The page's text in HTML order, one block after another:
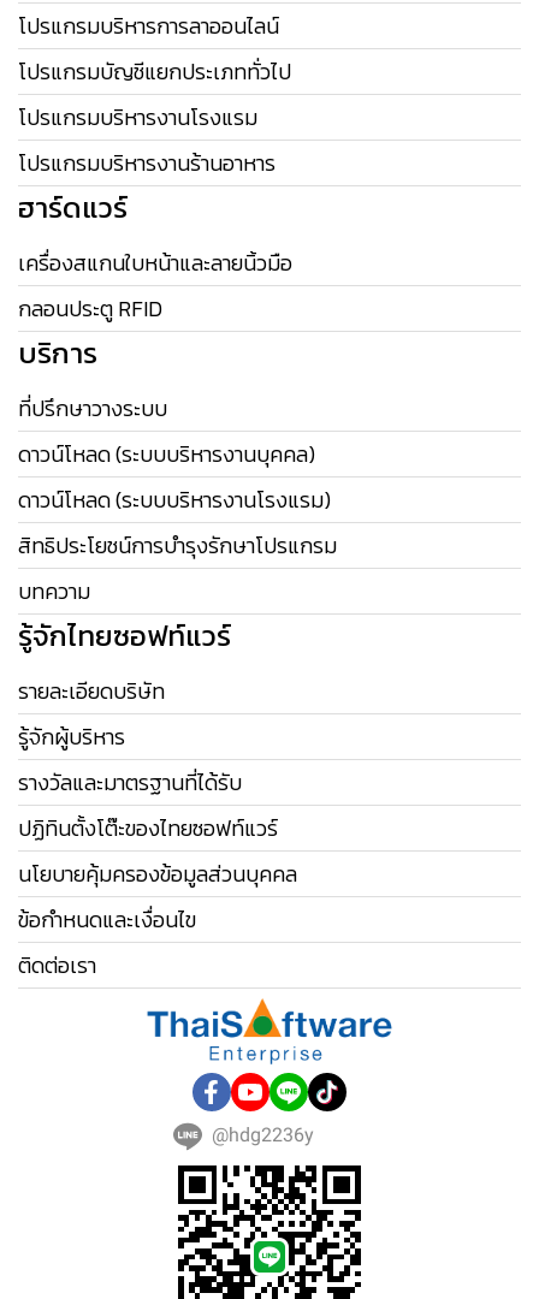
โปรแกรมบริหารการลาออนไลน์
โปรแกรมบัญชีแยกประเภททั่วไป
โปรแกรมบริหารงานโรงแรม
โปรแกรมบริหารงานร้านอาหาร
ฮาร์ดแวร์
เครื่องสแกนใบหน้าและลายนิ้วมือ
กลอนประตู RFID
บริการ
ที่ปรึกษาวางระบบ
ดาวน์โหลด (ระบบบริหารงานบุคคล)
ดาวน์โหลด (ระบบบริหารงานโรงแรม)
สิทธิประโยชน์การบำรุงรักษาโปรแกรม
บทความ
รู้จักไทยซอฟท์แวร์
รายละเอียดบริษัท
รู้จักผู้บริหาร
รางวัลและมาตรฐานที่ได้รับ
ปฏิทินตั้งโต๊ะของไทยซอฟท์แวร์
นโยบายคุ้มครองข้อมูลส่วนบุคคล
ข้อกำหนดและเงื่อนไข
ติดต่อเรา
@hdg2236y